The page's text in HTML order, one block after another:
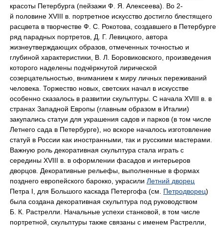
красоты Петербурга (пейзажи Ф. Я. Алексеева). Во 2-
й половине XVIII в. портретное искусство достигло блестящего
расцвета в творчестве Ф. С. Рокотова, создавшего в Петербурге
ряд парадных портретов, Д. Г. Левицкого, автора
жизнеутверждающих образов, отмеченных точностью и
глубиной характеристики, В. Л. Боровиковского, произведения
которого наделены подчёркнутой лирической
созерцательностью, вниманием к миру личных переживаний
человека. Торжество новых, светских начал в искусстве
особенно сказалось в развитии скульптуры. С начала XVIII в. в
странах Западной Европы (главным образом в Италии)
закупались статуи для украшения садов и парков (в том числе
Летнего сада в Петербурге), но вскоре началось изготовление
статуй в России как иностранными, так и русскими мастерами.
Важную роль декоративная скульптура стала играть с
середины XVIII в. в оформлении фасадов и интерьеров
дворцов. Декоративные рельефы, выполненные в формах
позднего европейского барокко, украсили Летний дворец
Петра I, для Большого каскада Петергофа (см. Петродворец)
была создана декоративная скульптура под руководством
Б. К. Растрелли. Начальные успехи станковой, в том числе
портретной, скульптуры также связаны с именем Растрелли,